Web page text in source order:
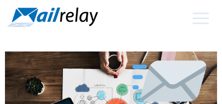
para